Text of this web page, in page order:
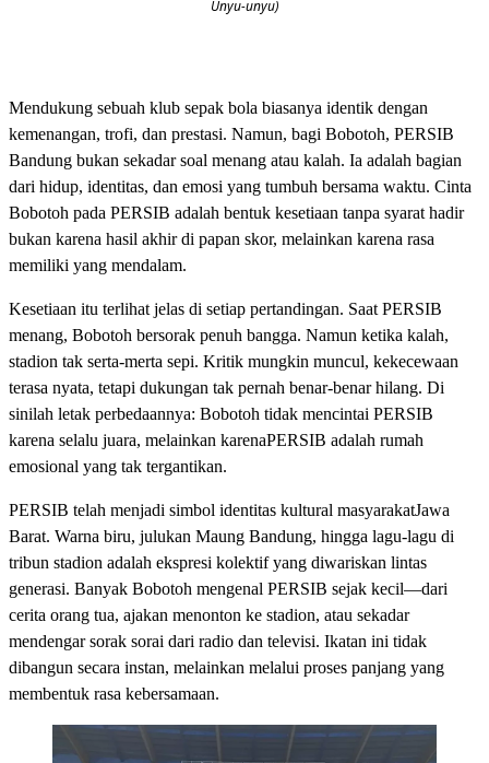
Unyu-unyu)
Mendukung sebuah klub sepak bola biasanya identik dengan
kemenangan, trofi, dan prestasi. Namun, bagi Bobotoh, PERSIB
Bandung bukan sekadar soal menang atau kalah. Ia adalah bagian
dari hidup, identitas, dan emosi yang tumbuh bersama waktu. Cinta
Bobotoh pada PERSIB adalah bentuk kesetiaan tanpa syarat hadir
bukan karena hasil akhir di papan skor, melainkan karena rasa
memiliki yang mendalam.
Kesetiaan itu terlihat jelas di setiap pertandingan. Saat PERSIB
menang, Bobotoh bersorak penuh bangga. Namun ketika kalah,
stadion tak serta-merta sepi. Kritik mungkin muncul, kekecewaan
terasa nyata, tetapi dukungan tak pernah benar-benar hilang. Di
sinilah letak perbedaannya: Bobotoh tidak mencintai PERSIB
karena selalu juara, melainkan karenaPERSIB adalah rumah
emosional yang tak tergantikan.
PERSIB telah menjadi simbol identitas kultural masyarakatJawa
Barat. Warna biru, julukan Maung Bandung, hingga lagu-lagu di
tribun stadion adalah ekspresi kolektif yang diwariskan lintas
generasi. Banyak Bobotoh mengenal PERSIB sejak kecil—dari
cerita orang tua, ajakan menonton ke stadion, atau sekadar
mendengar sorak sorai dari radio dan televisi. Ikatan ini tidak
dibangun secara instan, melainkan melalui proses panjang yang
membentuk rasa kebersamaan.